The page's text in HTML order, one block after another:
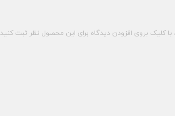
کلیک بروی افزودن دیدگاه برای این محصول نظر ثبت کنید